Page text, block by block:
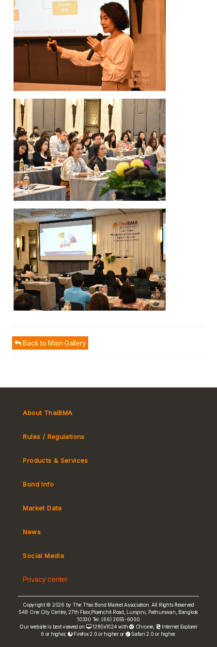
Back to Main Gallery
About ThaiBMA
Rules / Regulations
Market Convention
Products & Services
Bond Info
Market Data
Yield Curve
Non-resident Flows
FRN Rate
News
Social Media
Privacy center
Copyright © 2026 by The Thai Bond Market Association. All Rights Reserved
548 One City Centre, 27th Floor,Ploenchit Road, Lumpini, Pathumwan, Bangkok
10330 Tel. (66) 2655-6000
Our website is best viewed on
1280x1024 with Chrome
Internet Explorer
9 or higher,
Firefox 2.0 or higher or Safari 2.0 or higher.